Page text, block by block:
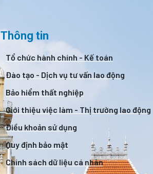
Thông tin
Tổ chức hành chính - Kế toán
Đào tạo - Dịch vụ tư vấn lao động
Bảo hiểm thất nghiệp
Giới thiệu việc làm - Thị trường lao động
Điều khoản sử dụng
Quy định bảo mật
Chính sách dữ liệu cá nhân